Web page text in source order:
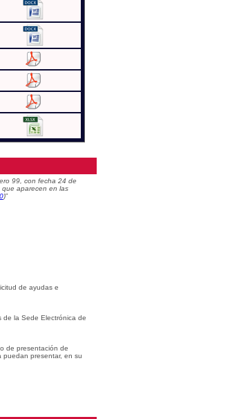
99, con fecha 24 de
aparecen en las
)”
de ayudas e
de la Sede Electrónica de
de presentación de
presentar, en su